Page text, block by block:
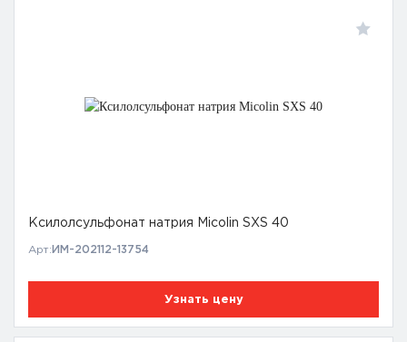
Ксилолсульфонат натрия Micolin SXS 40
Арт: ИМ-202112-13754
Узнать цену